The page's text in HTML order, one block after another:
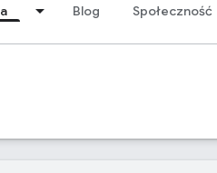
Blog Społeczność